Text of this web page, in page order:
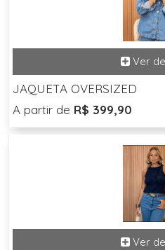
JAQUETA OVERSIZED
A partir de R$ 399,90